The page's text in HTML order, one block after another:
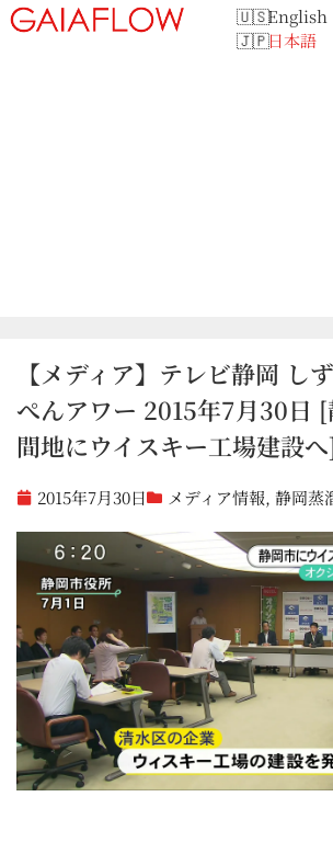
English
日本語
【メディア】テレビ静岡 し
ぺんアワー 2015年7月30日
間地にウイスキー工場建設
2015年7月30日 メディア情報, 静岡蒸